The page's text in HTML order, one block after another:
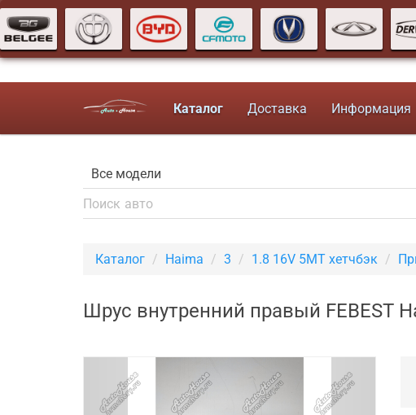
Каталог Доставка Информация
Каталог Haima 3 1.8 16V 5MT хетчбэк
Шрус внутренний правый FEBEST
Previous